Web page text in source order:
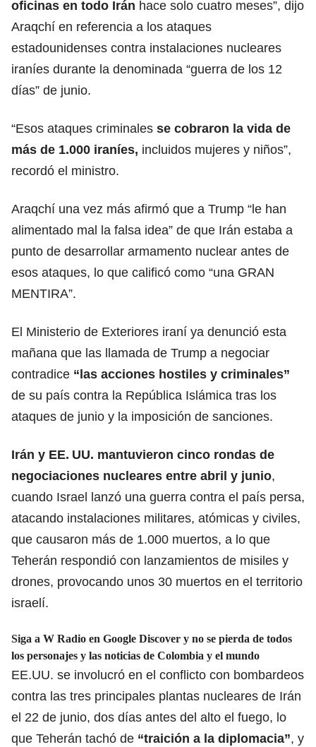
oficinas en todo Irán hace solo cuatro meses”, dijo
Araqchí en referencia a los ataques
estadounidenses contra instalaciones nucleares
iraníes durante la denominada “guerra de los 12
días” de junio.
“Esos ataques criminales se cobraron la vida de
más de 1.000 iraníes, incluidos mujeres y niños”,
recordó el ministro.
Araqchí una vez más afirmó que a Trump “le han
alimentado mal la falsa idea” de que Irán estaba a
punto de desarrollar armamento nuclear antes de
esos ataques, lo que calificó como “una GRAN
MENTIRA”.
El Ministerio de Exteriores iraní ya denunció esta
mañana que las llamada de Trump a negociar
contradice “las acciones hostiles y criminales”
de su país contra la República Islámica tras los
ataques de junio y la imposición de sanciones.
Irán y EE. UU. mantuvieron cinco rondas de
negociaciones nucleares entre abril y junio,
cuando Israel lanzó una guerra contra el país persa,
atacando instalaciones militares, atómicas y civiles,
que causaron más de 1.000 muertos, a lo que
Teherán respondió con lanzamientos de misiles y
drones, provocando unos 30 muertos en el territorio
israelí.
Siga a W Radio en Google Discover y no se pierda de todos
los personajes y las noticias de Colombia y el mundo
EE.UU. se involucró en el conflicto con bombardeos
contra las tres principales plantas nucleares de Irán
el 22 de junio, dos días antes del alto el fuego, lo
que Teherán tachó de “traición a la diplomacia”, y